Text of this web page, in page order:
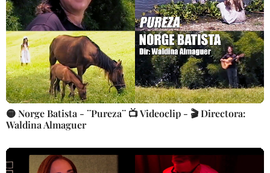
🟡 Norge Batista - ¨Pureza¨ 📺 Videoclip - 🎬 Directora:
Waldina Almaguer